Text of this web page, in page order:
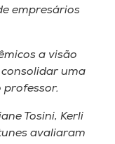
empresários
a visão
uma
professor.
Tosini, Kerli
avaliaram